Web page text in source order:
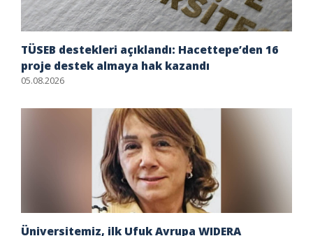
TÜSEB destekleri açıklandı: Hacettepe’den 16
proje destek almaya hak kazandı
05.08.2026
Üniversitemiz, ilk Ufuk Avrupa WIDERA